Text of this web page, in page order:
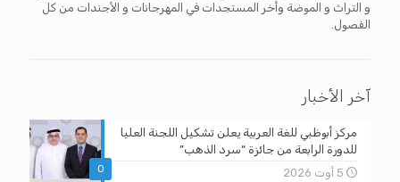
و التراث و الموضة وأخر المستجدات في المهرجانات و الأجندات من كل
الفصول.
آخر الأخبار
0
مركز أبوظبي للغة العربية يعلن تشكيل اللجنة العليا
للدورة الرابعة من جائزة “سرد الذهب”
5 أوت 2026